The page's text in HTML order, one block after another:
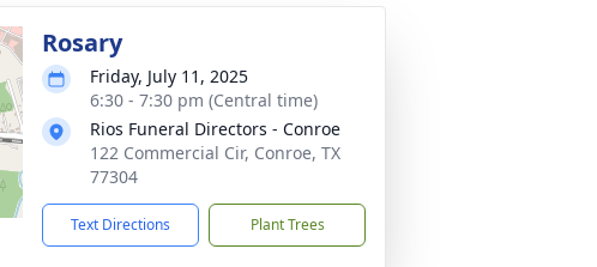
Rosary
Friday, July 11, 2025
6:30 - 7:30 pm (Central time)
Rios Funeral Directors - Conroe
122 Commercial Cir, Conroe, TX
77304
Text Directions Plant Trees